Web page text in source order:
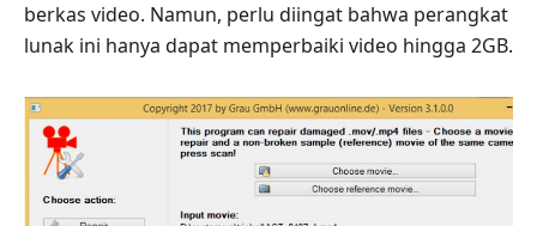
berkas video. Namun, perlu diingat bahwa perangkat
lunak ini hanya dapat memperbaiki video hingga 2GB.